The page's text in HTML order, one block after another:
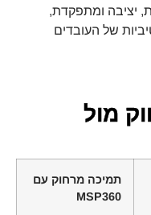
יציבה ומתפקדת,
של העובדים
מול
תמיכה מרחוק עם
MSP360